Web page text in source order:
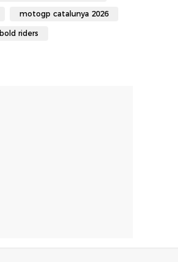
motogp catalunya 2026
bold riders